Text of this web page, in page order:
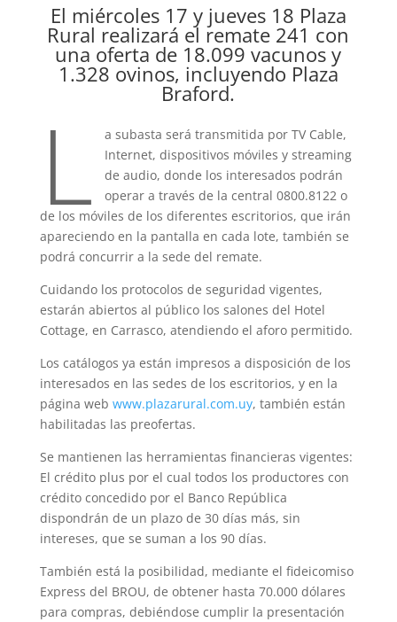
El miércoles 17 y jueves 18 Plaza
Rural realizará el remate 241 con
una oferta de 18.099 vacunos y
1.328 ovinos, incluyendo Plaza
Braford.
L
a subasta será transmitida por TV Cable,
Internet, dispositivos móviles y streaming
de audio, donde los interesados podrán
operar a través de la central 0800.8122 o
de los móviles de los diferentes escritorios, que irán
apareciendo en la pantalla en cada lote, también se
podrá concurrir a la sede del remate.
Cuidando los protocolos de seguridad vigentes,
estarán abiertos al público los salones del Hotel
Cottage, en Carrasco, atendiendo el aforo permitido.
Los catálogos ya están impresos a disposición de los
interesados en las sedes de los escritorios, y en la
página web www.plazarural.com.uy, también están
habilitadas las preofertas.
Se mantienen las herramientas financieras vigentes:
El crédito plus por el cual todos los productores con
crédito concedido por el Banco República
dispondrán de un plazo de 30 días más, sin
intereses, que se suman a los 90 días.
También está la posibilidad, mediante el fideicomiso
Express del BROU, de obtener hasta 70.000 dólares
para compras, debiéndose cumplir la presentación